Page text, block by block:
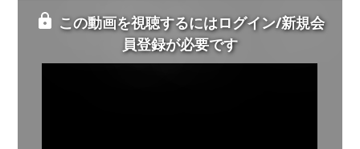
この動画を視聴するにはログイン/新規会
員登録が必要です